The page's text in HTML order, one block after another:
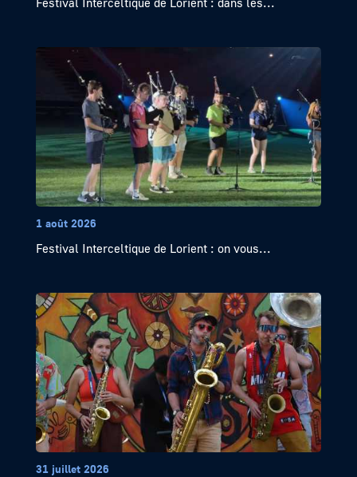
1 août 2026
Festival Interceltique de Lorient : on vous...
31 juillet 2026